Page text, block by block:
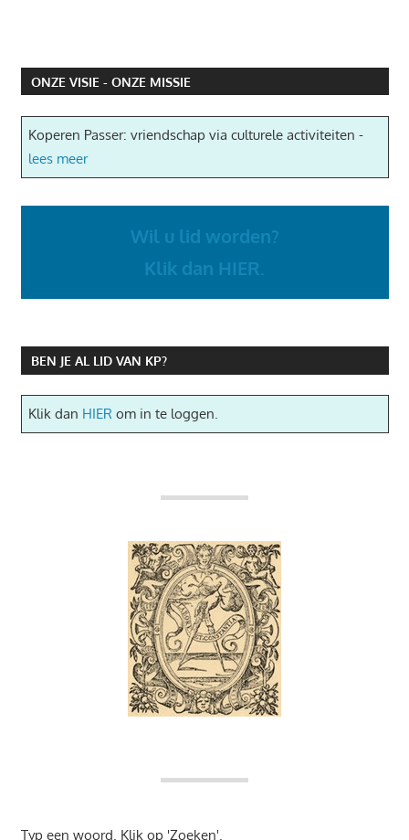
ONZE VISIE - ONZE MISSIE
Koperen Passer: vriendschap via culturele activiteiten -
lees meer
Wil u lid worden?
Klik dan HIER.
BEN JE AL LID VAN KP?
Klik dan HIER om in te loggen.
Typ een woord. Klik op 'Zoeken'.